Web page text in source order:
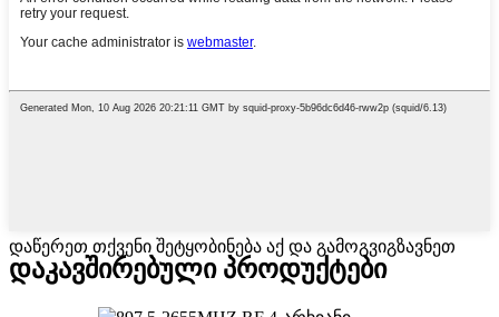
დაწერეთ თქვენი შეტყობინება აქ და გამოგვიგზავნეთ
დაკავშირებული პროდუქტები